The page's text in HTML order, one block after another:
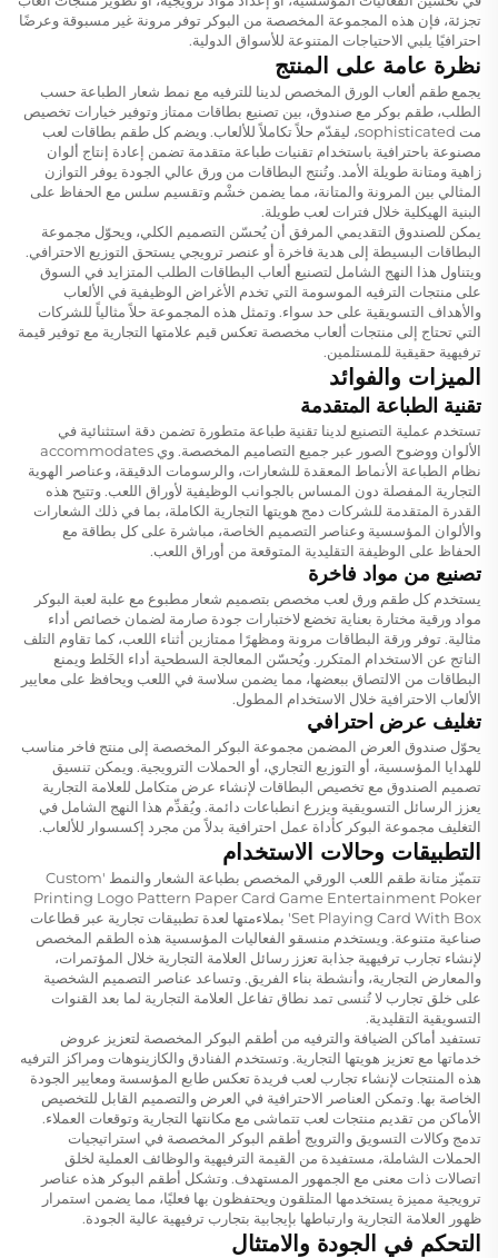
تجزئة، فإن هذه المجموعة المخصصة من البوكر توفر مرونة غير مسبوقة وعرضًا
احترافيًا يلبي الاحتياجات المتنوعة للأسواق الدولية.
نظرة عامة على المنتج
يجمع طقم ألعاب الورق المخصص لدينا للترفيه مع نمط شعار الطباعة حسب
الطلب، طقم بوكر مع صندوق، بين تصنيع بطاقات ممتاز وتوفير خيارات تخصيص
مت sophisticated، ليقدّم حلاً تكاملاً للألعاب. ويضم كل طقم بطاقات لعب
مصنوعة باحترافية باستخدام تقنيات طباعة متقدمة تضمن إعادة إنتاج ألوان
زاهية ومتانة طويلة الأمد. وتُنتج البطاقات من ورق عالي الجودة يوفر التوازن
المثالي بين المرونة والمتانة، مما يضمن خشْم وتقسيم سلس مع الحفاظ على
البنية الهيكلية خلال فترات لعب طويلة.
يمكن للصندوق التقديمي المرفق أن يُحسّن التصميم الكلي، ويحوّل مجموعة
البطاقات البسيطة إلى هدية فاخرة أو عنصر ترويجي يستحق التوزيع الاحترافي.
ويتناول هذا النهج الشامل لتصنيع ألعاب البطاقات الطلب المتزايد في السوق
على منتجات الترفيه الموسومة التي تخدم الأغراض الوظيفية في الألعاب
والأهداف التسويقية على حد سواء. وتمثل هذه المجموعة حلاً مثالياً للشركات
التي تحتاج إلى منتجات ألعاب مخصصة تعكس قيم علامتها التجارية مع توفير قيمة
ترفيهية حقيقية للمستلمين.
الميزات والفوائد
تقنية الطباعة المتقدمة
تستخدم عملية التصنيع لدينا تقنية طباعة متطورة تضمن دقة استثنائية في
الألوان ووضوح الصور عبر جميع التصاميم المخصصة. وي accommodates
نظام الطباعة الأنماط المعقدة للشعارات، والرسومات الدقيقة، وعناصر الهوية
التجارية المفصلة دون المساس بالجوانب الوظيفية لأوراق اللعب. وتتيح هذه
القدرة المتقدمة للشركات دمج هويتها التجارية الكاملة، بما في ذلك الشعارات
والألوان المؤسسية وعناصر التصميم الخاصة، مباشرة على كل بطاقة مع
الحفاظ على الوظيفة التقليدية المتوقعة من أوراق اللعب.
تصنيع من مواد فاخرة
يستخدم كل طقم ورق لعب مخصص بتصميم شعار مطبوع مع علبة لعبة البوكر
مواد ورقية مختارة بعناية تخضع لاختبارات جودة صارمة لضمان خصائص أداء
مثالية. توفر ورقة البطاقات مرونة ومظهرًا ممتازين أثناء اللعب، كما تقاوم التلف
الناتج عن الاستخدام المتكرر. ويُحسّن المعالجة السطحية أداء الخَلط ويمنع
البطاقات من الالتصاق ببعضها، مما يضمن سلاسة في اللعب ويحافظ على معايير
الألعاب الاحترافية خلال الاستخدام المطول.
تغليف عرض احترافي
يحوّل صندوق العرض المضمن مجموعة البوكر المخصصة إلى منتج فاخر مناسب
للهدايا المؤسسية، أو التوزيع التجاري، أو الحملات الترويجية. ويمكن تنسيق
تصميم الصندوق مع تخصيص البطاقات لإنشاء عرض متكامل للعلامة التجارية
يعزز الرسائل التسويقية ويزرع انطباعات دائمة. ويُقدِّم هذا النهج الشامل في
التغليف مجموعة البوكر كأداة عمل احترافية بدلاً من مجرد إكسسوار للألعاب.
التطبيقات وحالات الاستخدام
تتميّز متانة طقم اللعب الورقي المخصص بطباعة الشعار والنمط 'Custom
Printing Logo Pattern Paper Card Game Entertainment Poker
Set Playing Card With Box' بملاءمتها لعدة تطبيقات تجارية عبر قطاعات
صناعية متنوعة. ويستخدم منسقو الفعاليات المؤسسية هذه الطقم المخصص
لإنشاء تجارب ترفيهية جذابة تعزز رسائل العلامة التجارية خلال المؤتمرات،
والمعارض التجارية، وأنشطة بناء الفريق. وتساعد عناصر التصميم الشخصية
على خلق تجارب لا تُنسى تمد نطاق تفاعل العلامة التجارية لما بعد القنوات
التسويقية التقليدية.
تستفيد أماكن الضيافة والترفيه من أطقم البوكر المخصصة لتعزيز عروض
خدماتها مع تعزيز هويتها التجارية. وتستخدم الفنادق والكازينوهات ومراكز الترفيه
هذه المنتجات لإنشاء تجارب لعب فريدة تعكس طابع المؤسسة ومعايير الجودة
الخاصة بها. وتمكن العناصر الاحترافية في العرض والتصميم القابل للتخصيص
الأماكن من تقديم منتجات لعب تتماشى مع مكانتها التجارية وتوقعات العملاء.
تدمج وكالات التسويق والترويج أطقم البوكر المخصصة في استراتيجيات
الحملات الشاملة، مستفيدة من القيمة الترفيهية والوظائف العملية لخلق
اتصالات ذات معنى مع الجمهور المستهدف. وتشكل أطقم البوكر هذه عناصر
ترويجية مميزة يستخدمها المتلقون ويحتفظون بها فعليًا، مما يضمن استمرار
ظهور العلامة التجارية وارتباطها بإيجابية بتجارب ترفيهية عالية الجودة.
التحكم في الجودة والامتثال